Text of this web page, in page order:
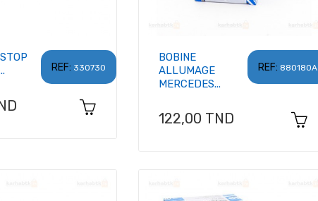
REF: 330730 REF: 880180A
BOBINE
ALLUMAGE
MERCEDES...
Prix
122,00 TND